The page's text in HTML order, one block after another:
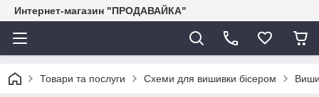
Интернет-магазин "ПРОДАВАЙКА"
Товари та послуги Схеми для вишивки бісером